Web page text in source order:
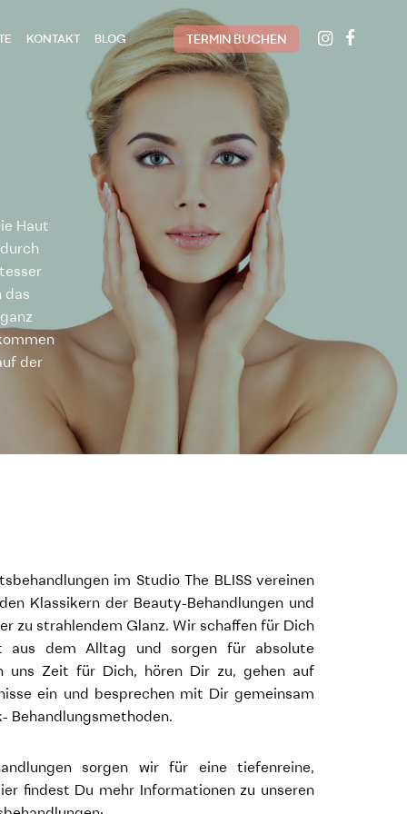
KONTAKT BLOG TERMIN BUCHEN
Haut
das
der
im Studio The BLISS vereinen
Klassikern der Beauty-Behandlungen und
zu strahlendem Glanz. Wir schaffen für Dich
aus dem Alltag und sorgen für absolute
uns Zeit für Dich, hören Dir zu, gehen auf
ein und besprechen mit Dir gemeinsam
Behandlungsmethoden.
sorgen wir für eine tiefenreine,
findest Du mehr Informationen zu unseren